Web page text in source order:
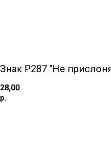
Знак P287 "Не
28,00
р.